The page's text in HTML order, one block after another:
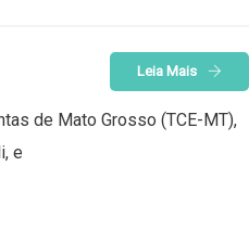
Leia Mais
de Mato Grosso (TCE-MT),
e